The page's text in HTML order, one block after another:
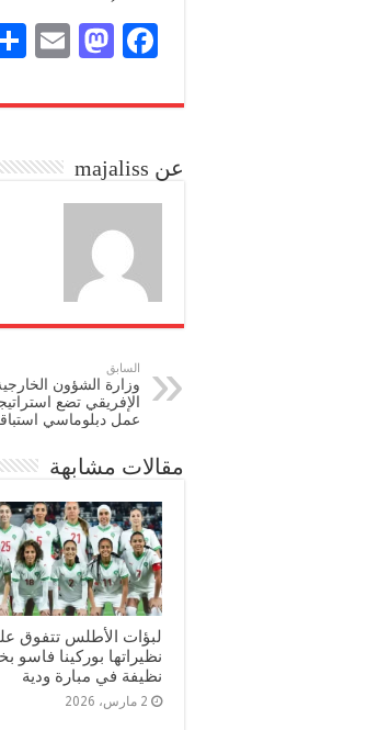
Fa
bo
M
to
n
E
ail
عن majaliss
السابق
وزارة الشؤون
الإفريقي تضع
عمل دبلوماسي
مقالات مشابهة
لبؤات الأطلس تتفوق
نظيراتها بوركينا فاسو
نظيفة في مبارة ودية
2 مارس، 2026